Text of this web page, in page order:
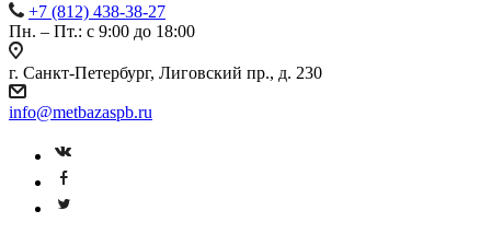
+7 (812) 438-38-27
Пн. – Пт.: с 9:00 до 18:00
г. Санкт-Петербург, Лиговский пр., д. 230
info@metbazaspb.ru